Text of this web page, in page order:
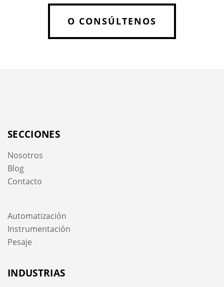
O CONSÚLTENOS
SECCIONES
Nosotros
Blog
Contacto
Automatización
Instrumentación
Pesaje
INDUSTRIAS